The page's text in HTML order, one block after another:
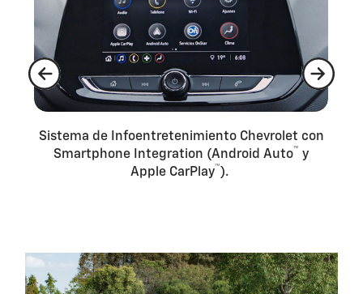
Sistema de Infoentretenimiento Chevrolet con
Smartphone Integration (Android Auto™ y
Apple CarPlay™).